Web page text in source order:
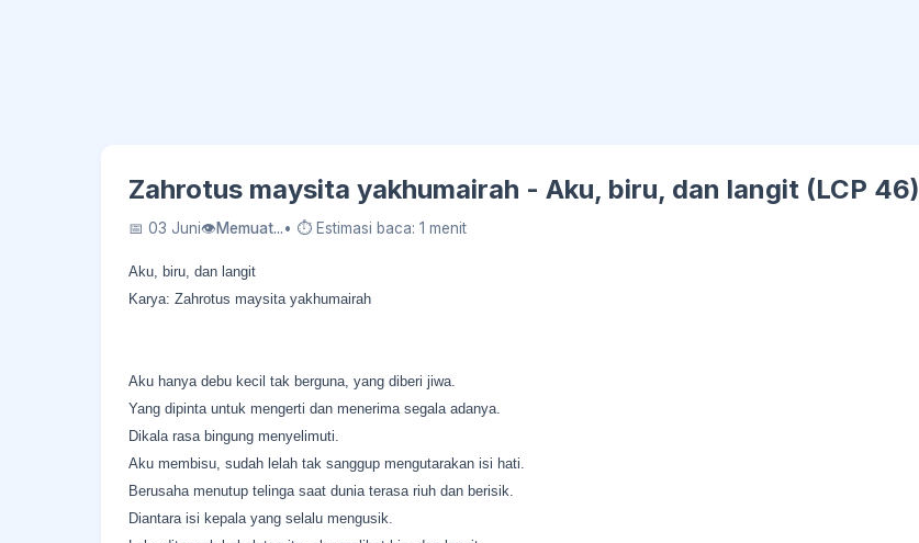
Zahrotus maysita yakhumairah - Aku, biru, dan langit (LCP 46)
📅 03 Juni👁Memuat...• ⏱ Estimasi baca: 1 menit
Aku, biru, dan langit
Karya: Zahrotus maysita yakhumairah
Aku hanya debu kecil tak berguna, yang diberi jiwa.
Yang dipinta untuk mengerti dan menerima segala adanya.
Dikala rasa bingung menyelimuti.
Aku membisu, sudah lelah tak sanggup mengutarakan isi hati.
Berusaha menutup telinga saat dunia terasa riuh dan berisik.
Diantara isi kepala yang selalu mengusik.